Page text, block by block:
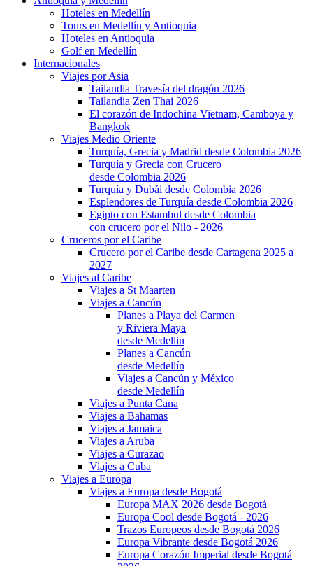
Hoteles en Medellín
Tours en Medellín y Antioquia
Hoteles en Antioquia
Golf en Medellín
Internacionales
Viajes por Asia
Tailandia Travesía del dragón 2026
Tailandia Zen Thai 2026
El corazón de Indochina Vietnam, Camboya y
Bangkok
Viajes Medio Oriente
Turquía, Grecia y Madrid desde Colombia 2026
Turquía y Grecia con Crucero
desde Colombia 2026
Turquía y Dubái desde Colombia 2026
Esplendores de Turquía desde Colombia 2026
Egipto con Estambul desde Colombia
con crucero por el Nilo - 2026
Cruceros por el Caribe
Crucero por el Caribe desde Cartagena 2025 a
2027
Viajes al Caribe
Viajes a St Maarten
Viajes a Cancún
Planes a Playa del Carmen
y Riviera Maya
desde Medellin
Planes a Cancún
desde Medellín
Viajes a Cancún y México
desde Medellín
Viajes a Punta Cana
Viajes a Bahamas
Viajes a Jamaica
Viajes a Aruba
Viajes a Curazao
Viajes a Cuba
Viajes a Europa
Viajes a Europa desde Bogotá
Europa MAX 2026 desde Bogotá
Europa Cool desde Bogotá - 2026
Trazos Europeos desde Bogotá 2026
Europa Vibrante desde Bogotá 2026
Europa Corazón Imperial desde Bogotá